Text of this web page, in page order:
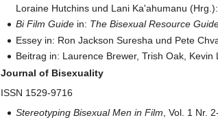
Loraine Hutchins und Lani Ka'ahumanu
Bi Film Guide in: The Bisexual Resource
Essey in: Ron Jackson Suresha und Pete
Beitrag in: Laurence Brewer, Trish Oak, Kevin
Journal of Bisexuality
ISSN 1529-9716
Stereotyping Bisexual Men in Film , Vol. 1 Nr.